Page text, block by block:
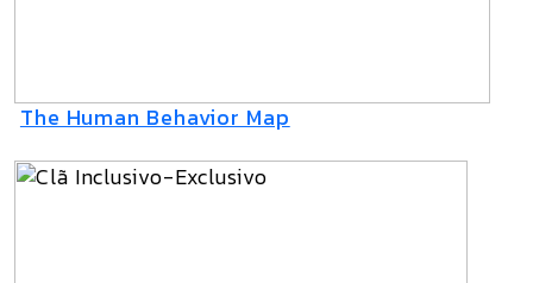
The Human Behavior Map